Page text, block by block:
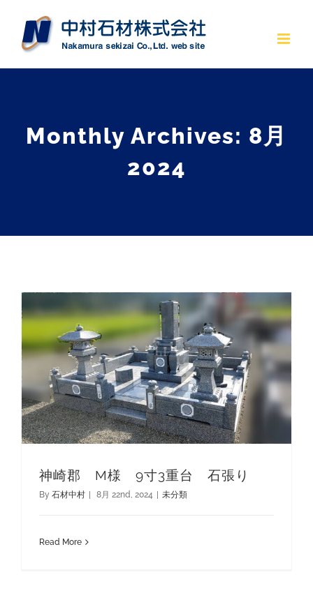
Monthly Archives: 8月
2024
神崎郡 M様 9寸3重台 石張り
By 石材中村 | 8月 22nd, 2024 | 未分類
Read More